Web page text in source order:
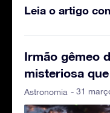
Leia o artigo
Irmão gêmeo
misteriosa
Astronomia - 31